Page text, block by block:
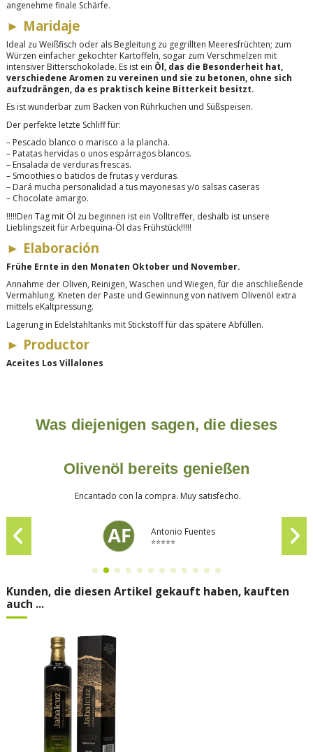
angenehme finale Schärfe.
► Maridaje
Ideal zu Weißfisch oder als Begleitung zu gegrillten Meeresfrüchten; zum
Würzen einfacher gekochter Kartoffeln, sogar zum Verschmelzen mit
intensiver Bitterschokolade. Es ist ein Öl, das die Besonderheit hat,
verschiedene Aromen zu vereinen und sie zu betonen, ohne sich
aufzudrängen, da es praktisch keine Bitterkeit besitzt.
Es ist wunderbar zum Backen von Rührkuchen und Süßspeisen.
Der perfekte letzte Schliff für:
– Pescado blanco o marisco a la plancha.
– Patatas hervidas o unos espárragos blancos.
– Ensalada de verduras frescas.
– Smoothies o batidos de frutas y verduras.
– Dará mucha personalidad a tus mayonesas y/o salsas caseras
– Chocolate amargo.
!!!!!Den Tag mit Öl zu beginnen ist ein Volltreffer, deshalb ist unsere
Lieblingszeit für Arbequina-Öl das Frühstück!!!!!
► Elaboración
Frühe Ernte in den Monaten Oktober und November.
Annahme der Oliven, Reinigen, Waschen und Wiegen, für die anschließende
Vermahlung. Kneten der Paste und Gewinnung von nativem Olivenöl extra
mittels eKaltpressung.
Lagerung in Edelstahltanks mit Stickstoff für das spätere Abfüllen.
► Productor
Aceites Los Villalones
Was diejenigen sagen, die dieses
Olivenöl bereits genießen
Encantado con la compra. Muy satisfecho.
Antonio Fuentes
⭐⭐⭐⭐⭐
Kunden, die diesen Artikel gekauft haben, kauften
auch ...